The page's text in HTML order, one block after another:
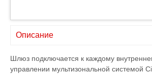
Описание
Шлюз подключается к каждому
управлении мультизональной системой